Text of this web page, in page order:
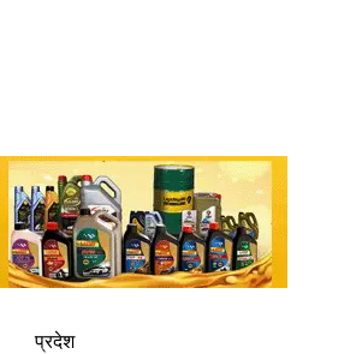
प्रदेश